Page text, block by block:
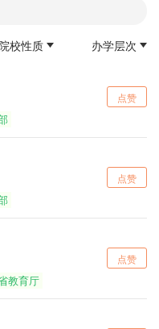
校性质 办学层次
点赞
点赞
教育厅
点赞